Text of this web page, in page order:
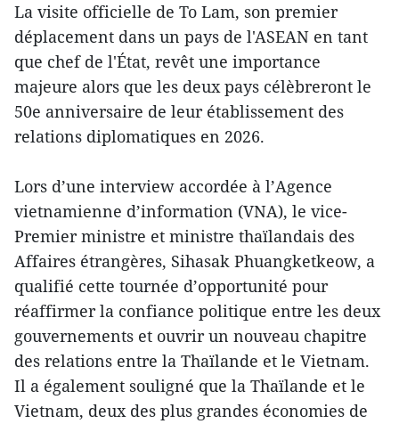
La visite officielle de To Lam, son premier
déplacement dans un pays de l'ASEAN en tant
que chef de l'État, revêt une importance
majeure alors que les deux pays célèbreront le
50e anniversaire de leur établissement des
relations diplomatiques en 2026.
Lors d’une interview accordée à l’Agence
vietnamienne d’information (VNA), le vice-
Premier ministre et ministre thaïlandais des
Affaires étrangères, Sihasak Phuangketkeow, a
qualifié cette tournée d’opportunité pour
réaffirmer la confiance politique entre les deux
gouvernements et ouvrir un nouveau chapitre
des relations entre la Thaïlande et le Vietnam.
Il a également souligné que la Thaïlande et le
Vietnam, deux des plus grandes économies de